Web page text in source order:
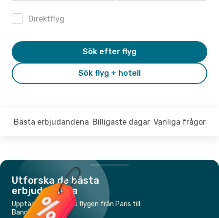
Direktflyg
Sök flyg + hotell
Sök efter flyg
Bästa erbjudandena Billigaste dagar Vanliga frågor
Utforska de bästa
erbjudandena
Upptäck de billigaste flygen från Paris till
Bangkok